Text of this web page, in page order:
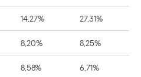
14,27% 27,31%
8,20% 8,25%
8,58% 6,71%